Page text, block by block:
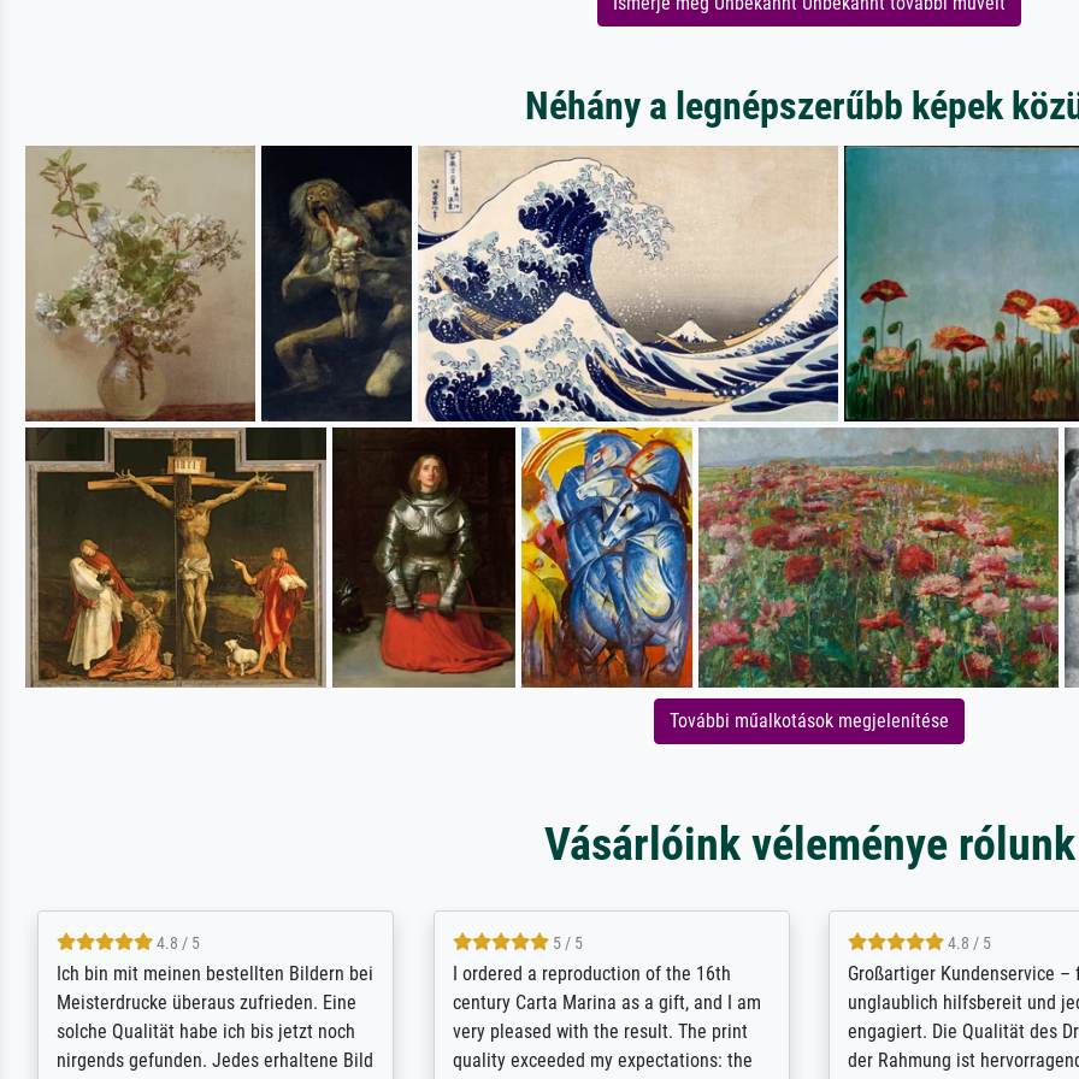
Néhány a legnépszerűbb képek
További műalkotások megjelenítése
Vásárlóink véleménye rólunk
5 / 5
Rundum positive Erfahrung. Die
Ausführung des Auftrags hat eine Weile
gedauert, die angekündigte Lieferzeit
wurde aber letztlich sogar etwas
5 / 5
The team at Meisterdrucke strives to
meet its clients demands, and provides
expert advice on how to obtain the best
results for the prints requested by the
5 / 5
Outstanding quality and
support. - the quality of the
excellent and difficult to
from the real thing; it will be